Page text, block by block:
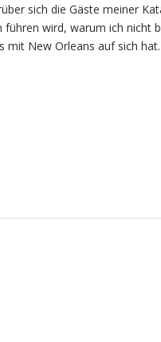
sich die Gäste meiner
wird, warum ich nicht
New Orleans auf sich